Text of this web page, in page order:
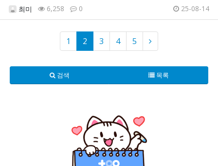
최미 6,258 0 25-08-14
1 2 3 4 5
검색 목록